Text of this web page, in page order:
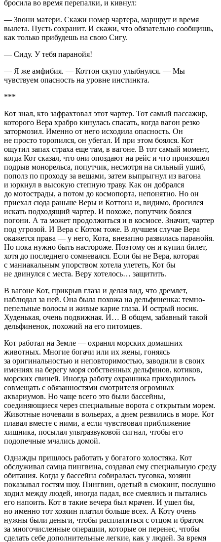
бросила во время перепалки, и кивнул:
— Звони матери. Скажи номер чартера, маршрут и время
вылета. Пусть сохранит. И скажи, что обязательно сообщишь,
как только прибудешь на свою Сигу.
— Сиду. У тебя паранойя!
— Я же амфибия. — Коттон скупо улыбнулся. — Мы
чувствуем опасность на уровне инстинкта.
***
Кот знал, кто зафрахтовал этот чартер. Тот самый пассажир,
которого Вера храбро кинулась спасать, когда вагон резко
затормозил. Именно от него исходила опасность. Он
не просто торопился, он убегал. И при этом боялся. Кот
ощутил запах страха еще там, в вагоне. В тот самый момент,
когда Кот сказал, что они опоздают на рейс и что произошел
подрыв монорельса, попутчик, несмотря на сильный ушиб,
пополз по проходу за вещами, затем выпрыгнул из вагона
и юркнул в высокую степную траву. Как он добрался
до мотострады, а потом до космопорта, непонятно. Но он
приехал сюда раньше Веры и Коттона и, видимо, бросился
искать подходящий чартер. И похоже, попутчик боялся
погони. А та может продолжиться и в космосе. Значит, чартер
под угрозой. И Вера с Котом тоже. В лучшем случае Вера
окажется права — у него, Кота, внезапно развилась паранойя.
Но пока нужно быть настороже. Поэтому он и купил билет,
хотя до последнего сомневался. Если бы не Вера, которая
с маниакальным упорством хотела улететь, Кот бы
не двинулся с места. Веру хотелось… защитить.
В вагоне Кот, прикрыв глаза и делая вид, что дремлет,
наблюдал за ней. Она была похожа на дельфиненка: темно-
пепельные волосы и живые карие глаза. И острый носик.
Худенькая, очень подвижная. И… В общем, забавный такой
дельфиненок, похожий на его питомцев.
Кот работал на Земле — охранял морских домашних
животных. Многие богачи или их жены, гоняясь
за оригинальностью и неповторимостью, заводили в своих
имениях на берегу моря собственных дельфинов, котиков,
морских свиней. Иногда работу охранника приходилось
совмещать с обязанностями смотрителя огромных
аквариумов. Но чаще всего это были бассейны,
соединяющиеся через специальные ворота с открытым морем.
Животные ночевали в вольерах, а днем резвились в море. Кот
плавал вместе с ними, а если чувствовал приближение
хищника, посылал ультразвуковой сигнал, чтобы его
подопечные мчались домой.
Однажды пришлось работать у богатого холостяка. Кот
обслуживал самца пингвина, создавал ему специальную среду
обитания. Когда у бассейна собиралась тусовка, хозяин
показывал гостям шоу. Пингвин, одетый в смокинг, послушно
ходил между людей, иногда падал, все смеялись и пытались
его напоить. Кот в такие вечера был мрачен. И ушел бы,
но именно тот хозяин платил больше всех. А Коту очень
нужны были деньги, чтобы расплатиться с отцом и братом
за многочисленные операции, которые он перенес, чтобы
сделать себе дополнительные легкие, как у людей. За время